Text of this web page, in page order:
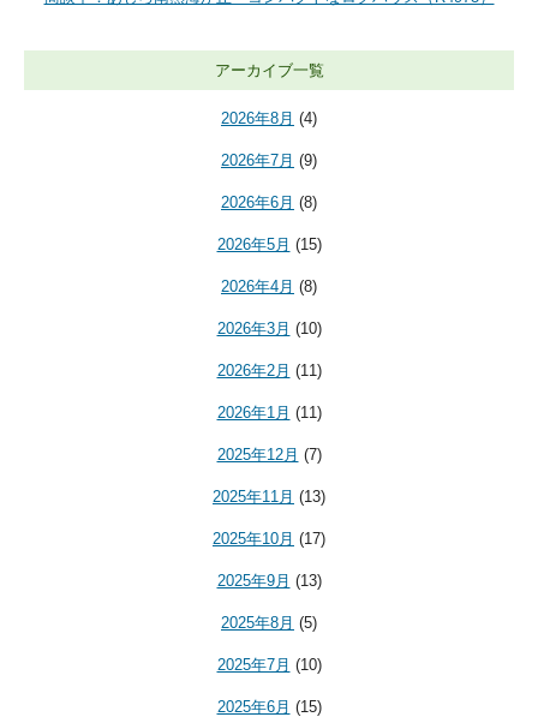
アーカイブ一覧
2026年8月 (4)
2026年7月 (9)
2026年6月 (8)
2026年5月 (15)
2026年4月 (8)
2026年3月 (10)
2026年2月 (11)
2026年1月 (11)
2025年12月 (7)
2025年11月 (13)
2025年10月 (17)
2025年9月 (13)
2025年8月 (5)
2025年7月 (10)
2025年6月 (15)